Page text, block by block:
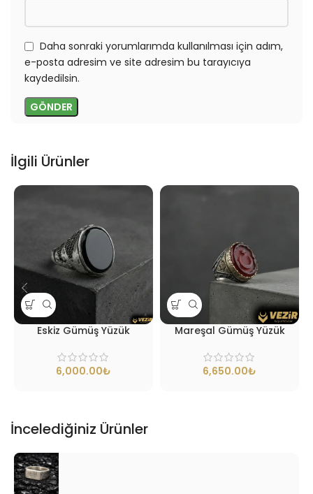
Daha sonraki yorumlarımda kullanılması için adım,
e-posta adresim ve site adresim bu tarayıcıya
kaydedilsin.
İlgili Ürünler
Eskiz Gümüş Yüzük
₺
Mareşal Gümüş Yüzük
₺
İncelediğiniz Ürünler